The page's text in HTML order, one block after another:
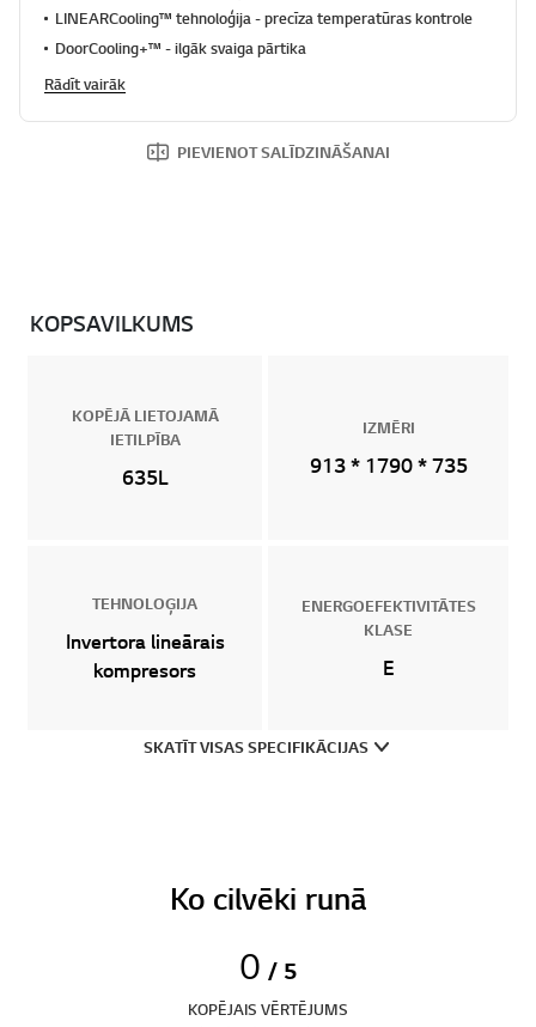
LINEARCooling™ tehnoloģija - precīza temperatūras kontrole
DoorCooling+™ - ilgāk svaiga pārtika
Rādīt vairāk
PIEVIENOT SALĪDZINĀŠANAI
KOPSAVILKUMS
KOPĒJĀ LIETOJAMĀ
IETILPĪBA
635L
IZMĒRI
913 * 1790 * 735
TEHNOLOĢIJA
Invertora lineārais
kompresors
ENERGOEFEKTIVITĀTES
KLASE
E
SKATĪT VISAS SPECIFIKĀCIJAS
Ko cilvēki runā
0 / 5
KOPĒJAIS VĒRTĒJUMS